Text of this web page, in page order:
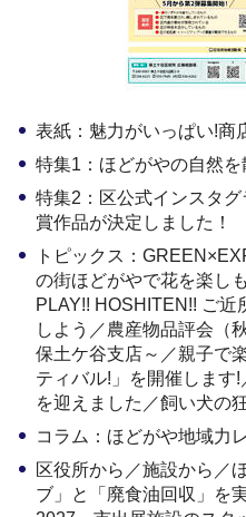
表紙：魅力がいっぱい!商
特集1：ほどがやの自然
特集2：区公式インスタ
賞作品が決定しました！
トピックス：
の街ほどがやで花を楽し
PLAY!! HOSHITEN!! ご
しよう／農産物品評会（
保土ケ谷支店～／親子で
ティバル!」を開催します
を迎えました／飼い犬の
コラム：ほどがや地域力
区役所から／施設から／
ブ」と「廃食油回収」を